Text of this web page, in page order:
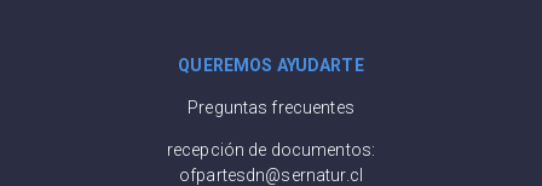
QUEREMOS AYUDARTE
Preguntas frecuentes
recepción de documentos:
ofpartesdn@sernatur.cl